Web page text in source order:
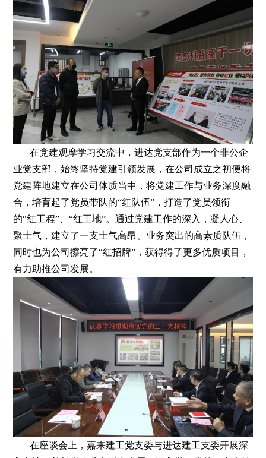
在党建观摩学习交流中，进达党支部作为一个非公企
业党支部，始终坚持党建引领发展，在公司成立之初便将
党建阵地建立在公司体质当中，将党建工作与业务深度融
合，培育起了党员带队的“红队伍”，打造了党员领衔
的“红工程”、“红工地”。通过党建工作的深入，凝人心、
聚士气，建立了一支士气高昂、业务突出的高素质队伍，
同时也为公司擦亮了“红招牌”，获得得了更多优质项目，
有力助推公司发展。
在座谈会上，嘉来建工党支委与进达建工支委开展深